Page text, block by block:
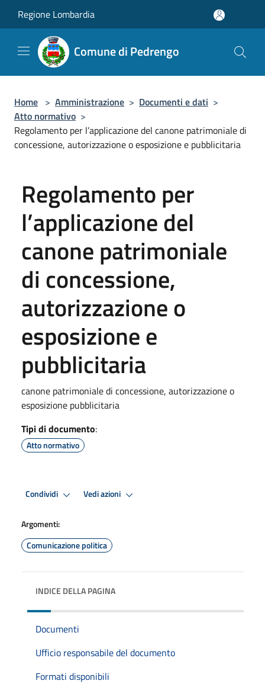
Regione Lombardia
Comune di Pedrengo
Home > Amministrazione > Documenti e dati >
Atto normativo >
Regolamento per l’applicazione del canone patrimoniale di
concessione, autorizzazione o esposizione e pubblicitaria
Regolamento per
l’applicazione del
canone patrimoniale
di concessione,
autorizzazione o
esposizione e
pubblicitaria
canone patrimoniale di concessione, autorizzazione o
esposizione pubblicitaria
Tipi di documento:
Atto normativo
Condividi Vedi azioni
Argomenti:
Comunicazione politica
INDICE DELLA PAGINA
Documenti
Ufficio responsabile del documento
Formati disponibili